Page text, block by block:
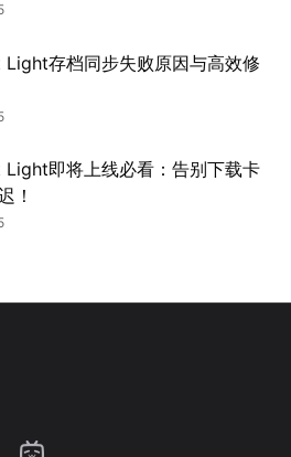
存档同步失败原因与高效修
即将上线必看：告别下载卡
！